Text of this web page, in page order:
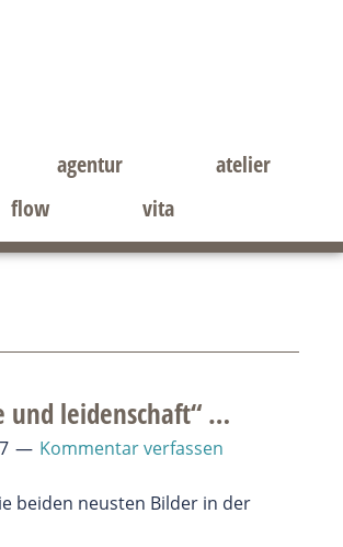
agentur
atelier
flow
vita
und leidenschaft“ …
Kommentar verfassen
beiden neusten Bilder in der